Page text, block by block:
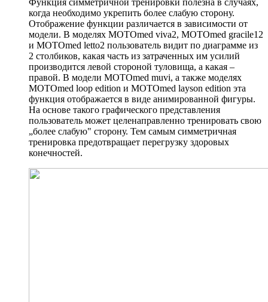
Функция симметричной тренировки полезна в случаях,
когда необходимо укрепить более слабую сторону.
Отображение функции различается в зависимости от
модели. В моделях MOTOmed viva2, MOTOmed gracile12
и MOTOmed letto2 пользователь видит по диаграмме из
2 столбиков, какая часть из затраченных им усилий
производится левой стороной туловища, а какая –
правой. В модели MOTOmed muvi, а также моделях
MOTOmed loop edition и MOTOmed layson edition эта
функция отображается в виде анимированной фигуры.
На основе такого графического представления
пользователь может целенаправленно тренировать свою
„более слабую" сторону. Тем самым симметричная
тренировка предотвращает перегрузку здоровых
конечностей.